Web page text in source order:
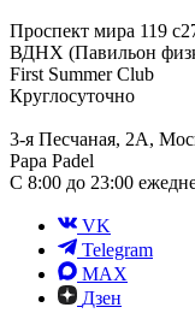
Проспект мира 119
ВДНХ (Павильон
First Summer Club
Круглосуточно
3-я Песчаная, 2А,
Papa Padel
С 8:00 до 23:00
VK
Telegram
MAX
Дзен